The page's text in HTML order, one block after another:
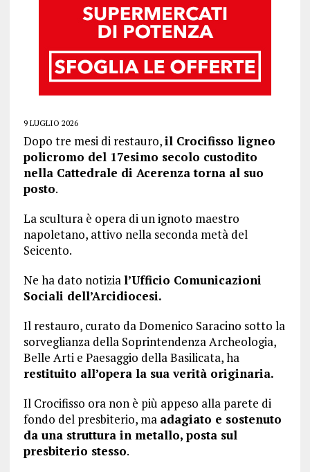
9 LUGLIO 2026
Dopo tre mesi di restauro,il Crocifisso ligneo
policromo del 17esimo secolo custodito
nella Cattedrale di Acerenza torna al suo
posto.
La scultura è opera di un ignoto maestro
napoletano, attivo nella seconda metà del
Seicento.
Ne ha dato notizial’Ufficio Comunicazioni
Sociali dell’Arcidiocesi.
Il restauro, curato da Domenico Saracino sotto la
sorveglianza della Soprintendenza Archeologia,
Belle Arti e Paesaggio della Basilicata, ha
restituito all’opera la sua verità originaria.
Il Crocifisso ora non è più appeso alla parete di
fondo del presbiterio, ma adagiato e sostenuto
da una struttura in metallo, posta sul
presbiterio stesso.